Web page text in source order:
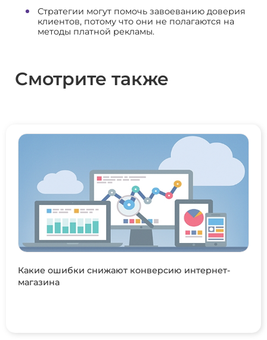
Стратегии могут помочь завоеванию доверия
клиентов, потому что они не полагаются на
методы платной рекламы.
Смотрите также
Какие ошибки снижают конверсию интернет-
магазина